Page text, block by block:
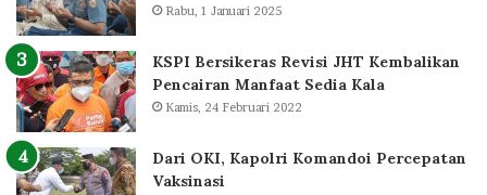
Rabu, 1 Januari 2025
KSPI Bersikeras Revisi JHT Kembalikan
Pencairan Manfaat Sedia Kala
Kamis, 24 Februari 2022
Dari OKI, Kapolri Komandoi Percepatan
Vaksinasi